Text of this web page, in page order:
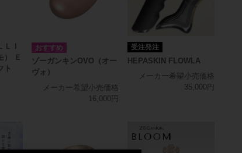
Ｉ
） Ｅ
ト
ゾーガンキンOVO（オー
ヴォ）
メーカー希望小売価格
16,000円
受注発注
HEPASKIN FLOWLA
メーカー希望小売価格
35,000円